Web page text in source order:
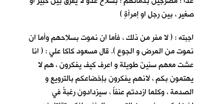
صغيرٍ ، بين رجلٍ او إمرأةٍ )
اجبته : ( لا مفر من ذلك ، فأما ان نموت بسلاحهم وأما ان
نموت من المرض و الجوع ). قال مسعود كاكا علي : ( انا
عشت معهم سنينَ طويلة و اعرف كيف يفكرون ، هم لا
يهتمون بكم ، لانهم يفكرون بإخضاعكم بالترويع و
الصدمة ، وكلما ازددتم عنفاً ، سيزدادون رغبةً في